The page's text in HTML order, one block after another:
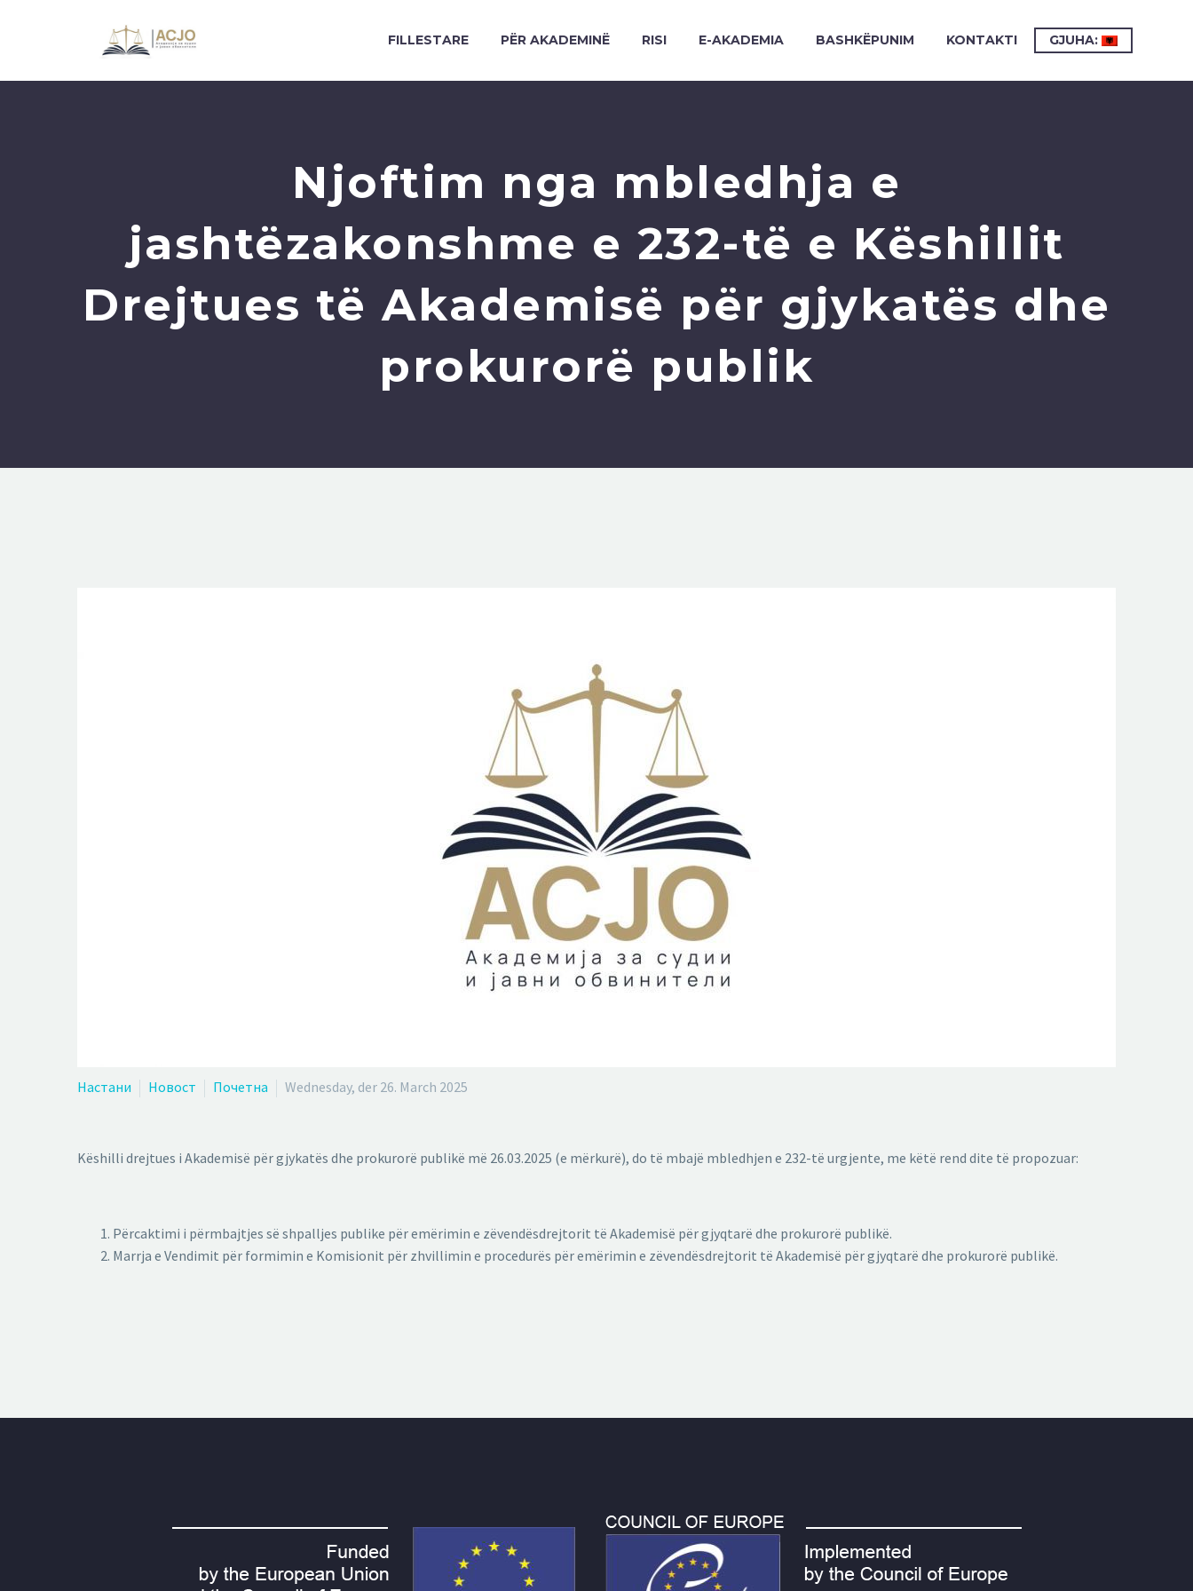
FILLESTARE PËR AKADEMINË RISI E-AKADEMIA BASHKËPUNIM KONTAKTI GJUHA:
Njoftim nga mbledhja e
jashtëzakonshme e 232-të e Këshillit
Drejtues të Akademisë për gjykatës dhe
prokurorë publik
Настани Новост Почетна Wednesday, der 26. March 2025
Këshilli drejtues i Akademisë për gjykatës dhe prokurorë publikë më 26.03.2025 (e mërkurë), do të mbajë mbledhjen e 232-të urgjente, me këtë rend dite të propozuar:
Përcaktimi i përmbajtjes së shpalljes publike për emërimin e zëvendësdrejtorit të Akademisë për gjyqtarë dhe prokurorë publikë.
Marrja e Vendimit për formimin e Komisionit për zhvillimin e procedurës për emërimin e zëvendësdrejtorit të Akademisë për gjyqtarë dhe prokurorë publikë.